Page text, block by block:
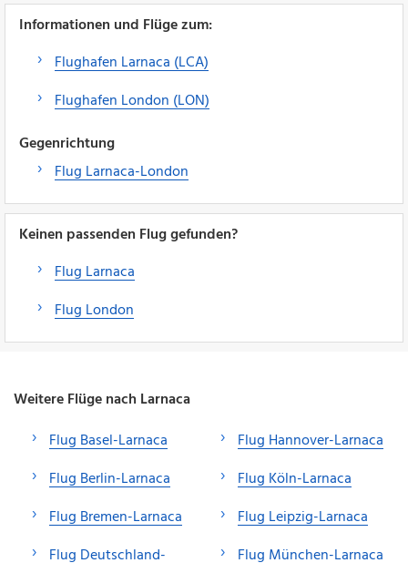
Informationen und Flüge zum:
Flughafen Larnaca (LCA)
Flughafen London (LON)
Gegenrichtung
Flug Larnaca-London
Keinen passenden Flug gefunden?
Flug Larnaca
Flug London
Weitere Flüge nach Larnaca
Flug Basel-Larnaca
Flug Berlin-Larnaca
Flug Bremen-Larnaca
Flug Deutschland-
Flug Hannover-Larnaca
Flug Köln-Larnaca
Flug Leipzig-Larnaca
Flug München-Larnaca